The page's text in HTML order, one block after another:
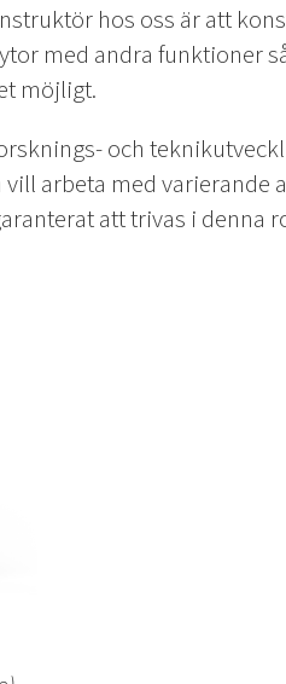
hos oss är att
med andra funktioner
möjligt.
och
arbeta med varierande
att trivas i denna